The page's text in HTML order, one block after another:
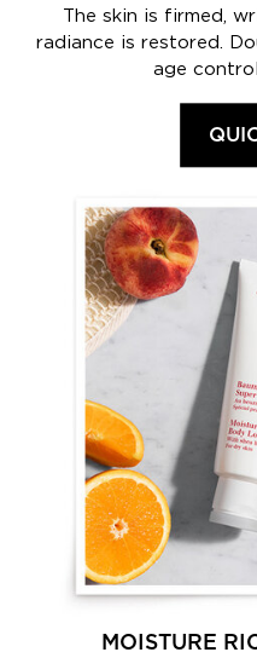
The skin is firmed,
radiance is restored.
age
MOISTURE